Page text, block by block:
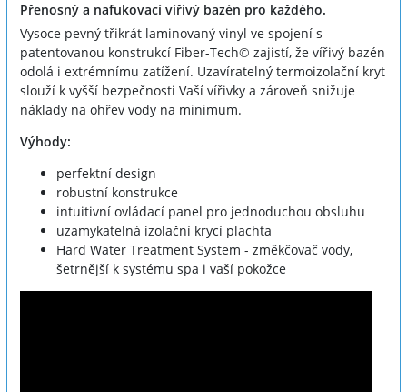
Přenosný a nafukovací vířivý bazén pro každého.
Vysoce pevný třikrát laminovaný vinyl ve spojení s
patentovanou konstrukcí Fiber-Tech© zajistí, že vířivý bazén
odolá i extrémnímu zatížení. Uzavíratelný termoizolační kryt
slouží k vyšší bezpečnosti Vaší vířivky a zároveň snižuje
náklady na ohřev vody na minimum.
Výhody:
perfektní design
robustní konstrukce
intuitivní ovládací panel pro jednoduchou obsluhu
uzamykatelná izolační krycí plachta
Hard Water Treatment System - změkčovač vody,
šetrnější k systému spa i vaší pokožce